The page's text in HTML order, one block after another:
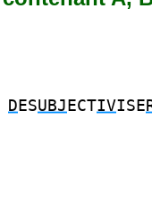
D ESUBJ ECTIVISE